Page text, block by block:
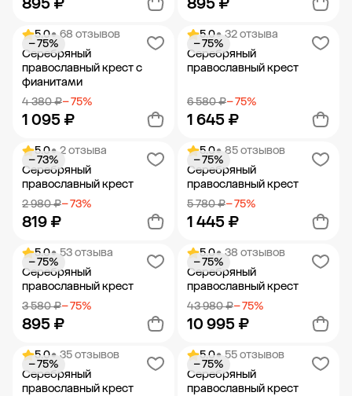
Добавить в корзину Добавить в корзину
5.0• 68 отзывов
Серебряный
православный крест с
фианитами
4 380 ₽− 75%
1 095 ₽
− 75%
Добавить в корзину
5.0• 32 отзыва
Серебряный
православный крест
6 580 ₽− 75%
1 645 ₽
− 75%
Добавить в корзину
5.0• 2 отзыва
Серебряный
православный крест
2 980 ₽− 73%
819 ₽
− 73%
Добавить в корзину
5.0• 85 отзывов
Серебряный
православный крест
5 780 ₽− 75%
1 445 ₽
− 75%
Добавить в корзину
5.0• 53 отзыва
Серебряный
православный крест
3 580 ₽− 75%
895 ₽
− 75%
Добавить в корзину
5.0• 38 отзывов
Серебряный
православный крест
43 980 ₽− 75%
10 995 ₽
− 75%
Добавить в корзину
5.0• 35 отзывов
Серебряный
православный крест
− 75%
5.0• 55 отзывов
Серебряный
православный крест
− 75%